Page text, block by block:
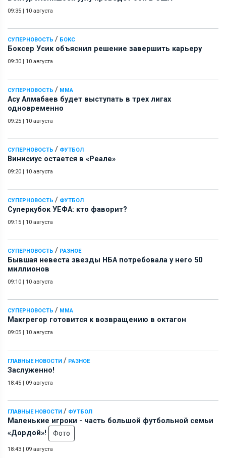
09:35 | 10 августа
СУПЕРНОВОСТЬ / БОКС
Боксер Усик объяснил решение завершить карьеру
09:30 | 10 августа
СУПЕРНОВОСТЬ / ММА
Асу Алмабаев будет выступать в трех лигах
одновременно
09:25 | 10 августа
СУПЕРНОВОСТЬ / ФУТБОЛ
Винисиус остается в «Реале»
09:20 | 10 августа
СУПЕРНОВОСТЬ / ФУТБОЛ
Суперкубок УЕФА: кто фаворит?
09:15 | 10 августа
СУПЕРНОВОСТЬ / РАЗНОЕ
Бывшая невеста звезды НБА потребовала у него 50
миллионов
09:10 | 10 августа
СУПЕРНОВОСТЬ / ММА
Макгрегор готовится к возвращению в октагон
09:05 | 10 августа
ГЛАВНЫЕ НОВОСТИ / РАЗНОЕ
Заслуженно!
18:45 | 09 августа
ГЛАВНЫЕ НОВОСТИ / ФУТБОЛ
Маленькие игроки - часть большой футбольной семьи
«Дордой»!
Фото
18:43 | 09 августа